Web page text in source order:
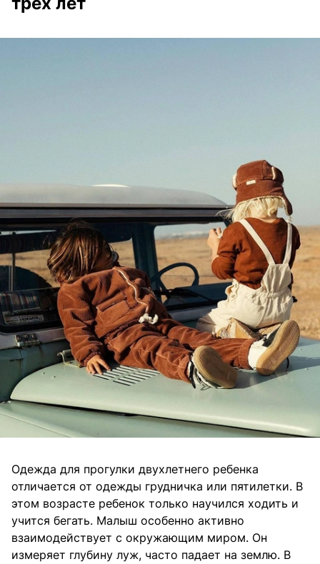
Одежда для прогулки двухлетнего ребенка
отличается от одежды грудничка или пятилетки. В
этом возрасте ребенок только научился ходить и
учится бегать. Малыш особенно активно
взаимодействует с окружающим миром. Он
измеряет глубину луж, часто падает на землю. В